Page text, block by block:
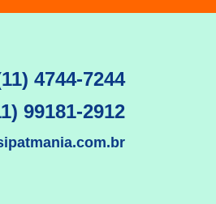
4744-7244
99181-2912